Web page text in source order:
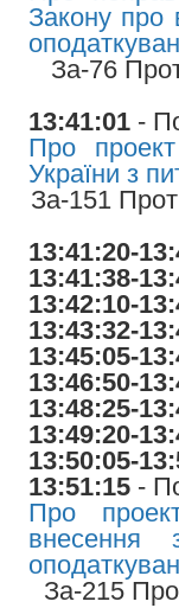
Закону про
За-76
13:41:01 -
Про
України з
За-151
13:41:20-
13:41:38-
13:42:10-
13:43:32-
13:45:05-
13:46:50-
13:48:25-
13:49:20-
13:50:05-
13:51:15 -
Про
внесення
За-215